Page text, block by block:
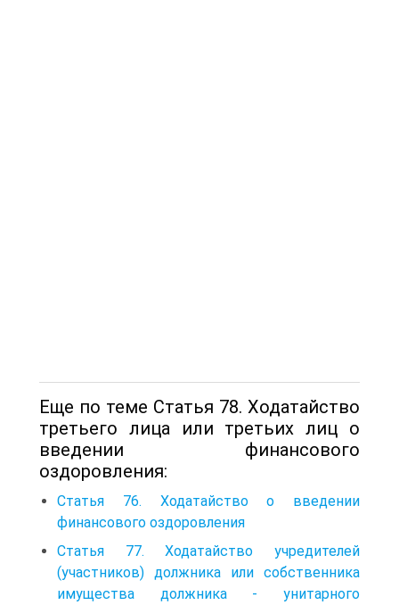
Еще по теме Статья 78. Ходатайство
третьего лица или третьих лиц о
введении финансового
оздоровления:
Статья 76. Ходатайство о введении
финансового оздоровления
Статья 77. Ходатайство учредителей
(участников) должника или собственника
имущества должника - унитарного